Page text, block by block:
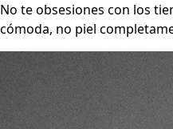
No te obsesiones con los
cómoda, no piel